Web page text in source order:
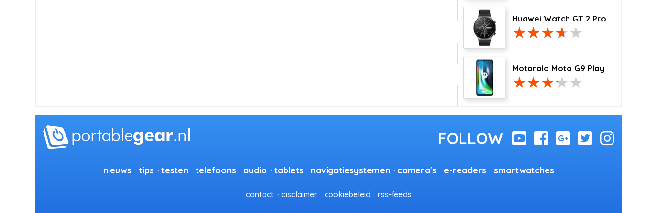
Huawei Watch GT 2 Pro
Motorola Moto G9 Play
nieuws tips testen telefoons audio tablets navigatiesystemen camera's e-readers smartwatches
contact disclaimer cookiebeleid rss-feeds